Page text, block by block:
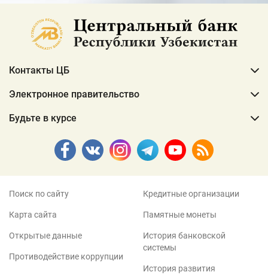
Контакты ЦБ
Электронное правительство
Будьте в курсе
Поиск по сайту
Карта сайта
Открытые данные
Противодействие коррупции
Кредитные организации
Памятные монеты
История банковской
системы
История развития